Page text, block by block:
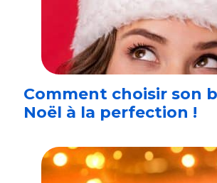
Comment choisir son
Noël à la perfection !